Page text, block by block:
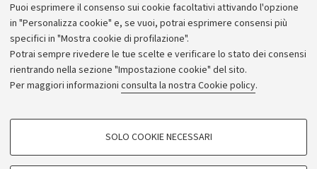
Puoi esprimere il consenso sui cookie facoltativi attivando l'opzione
in "Personalizza cookie" e, se vuoi, potrai esprimere consensi più
specifici in "Mostra cookie di profilazione".
Potrai sempre rivedere le tue scelte e verificare lo stato dei consensi
rientrando nella sezione "Impostazione cookie" del sito.
Per maggiori informazioni consulta la nostra Cookie policy.
COOKIE DI PROFILAZIONE - FACOLTATIVI
SOLO COOKIE NECESSARI
Archivio
Comunicati stampa
Redazione
Rassegna stampa